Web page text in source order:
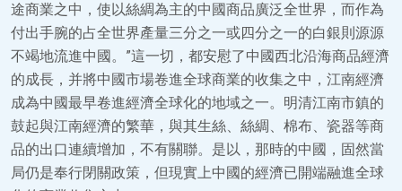
途商業之中，使以絲綢為主的中國商品廣泛全世界，而作為
付出手腕的占全世界產量三分之一或四分之一的白銀則源源
不竭地流進中國。”這一切，都安慰了中國西北沿海商品經濟
的成長，并將中國市場卷進全球商業的收集之中，江南經濟
成為中國最早卷進經濟全球化的地域之一。明清江南市鎮的
鼓起與江南經濟的繁華，與其生絲、絲綢、棉布、瓷器等商
品的出口連續增加，不有關聯。是以，那時的中國，固然當
局仍是奉行閉關政策，但現實上中國的經濟已開端融進全球